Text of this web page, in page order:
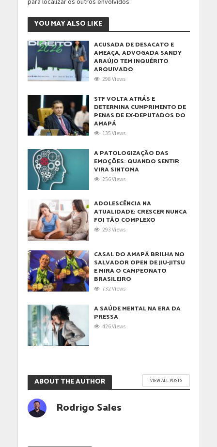
YOU MAY ALSO LIKE
ACUSADA DE DESACATO E
AMEAÇA, ADVOGADA SANDY
ARAÚJO TEM INQUÉRITO
ARQUIVADO
298 Views
STF VOLTA ATRÁS E
DETERMINA CUMPRIMENTO DE
PENAS DE EX-DEPUTADOS DO
AMAPÁ
135 Views
A PATOLOGIZAÇÃO DAS
EMOÇÕES: QUANDO SENTIR
VIRA SINTOMA
256 Views
ADOLESCÊNCIA NA
ATUALIDADE: CRESCER NUNCA
FOI TÃO COMPLEXO
293 Views
CASAL DO AMAPÁ BRILHA NO
SALVADOR OPEN DE JIU-JITSU
E MIRA O CAMPEONATO
BRASILEIRO
732 Views
A SAÚDE MENTAL NA ERA DA
PRESSA
426 Views
ABOUT THE AUTHOR VIEW ALL POSTS
Rodrigo Sales